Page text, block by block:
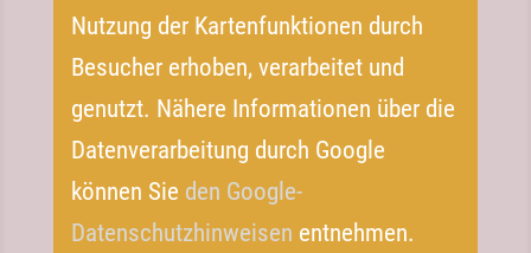
Nutzung der Kartenfunktionen durch
Besucher erhoben, verarbeitet und
genutzt. Nähere Informationen über die
Datenverarbeitung durch Google
können Sie den Google-​
Datenschutzhinweisen entnehmen.